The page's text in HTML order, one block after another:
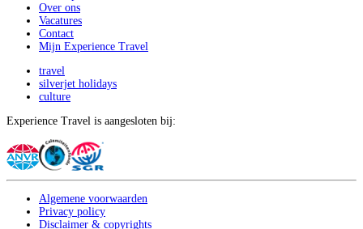
Over ons
Vacatures
Contact
Mijn Experience Travel
travel
silverjet holidays
culture
Experience Travel is aangesloten bij:
Algemene voorwaarden
Privacy policy
Disclaimer & copyrights